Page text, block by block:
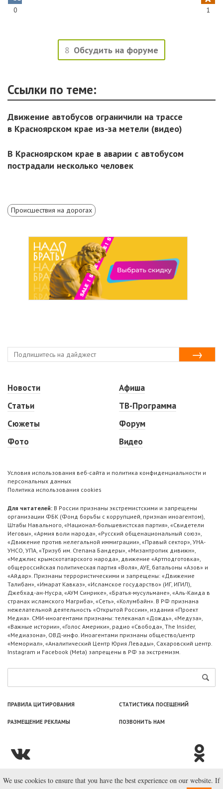
0 1
8 Обсудить на форуме
Ссылки по теме:
Движение автобусов ограничили на трассе
в Красноярском крае из-за метели (видео)
В Красноярском крае в аварии с автобусом
пострадали несколько человек
Происшествия на дорогах
Новости
Статьи
Сюжеты
Фото
Афиша
ТВ-Программа
Форум
Видео
Условия использования веб-сайта и политика конфиденциальности и
персональных данных
Политика использования cookies
Для читателей: В России признаны экстремистскими и запрещены
организации ФБК (Фонд борьбы с коррупцией, признан иноагентом),
Штабы Навального, «Национал-большевистская партия», «Свидетели
Иеговы», «Армия воли народа», «Русский общенациональный союз»,
«Движение против нелегальной иммиграции», «Правый сектор», УНА-
УНСО, УПА, «Тризуб им. Степана Бандеры», «Мизантропик дивижн»,
«Меджлис крымскотатарского народа», движение «Артподготовка»,
общероссийская политическая партия «Воля», АУЕ, батальоны «Азов» и
«Айдар». Признаны террористическими и запрещены: «Движение
Талибан», «Имарат Кавказ», «Исламское государство» (ИГ, ИГИЛ),
Джебхад-ан-Нусра, «АУМ Синрике», «Братья-мусульмане», «Аль-Каида в
странах исламского Магриба», «Сеть», «Колумбайн». В РФ признана
нежелательной деятельность «Открытой России», издания «Проект
Медиа». СМИ-иноагентами признаны: телеканал «Дождь», «Медуза»,
«Важные истории», «Голос Америки», радио «Свобода», The Insider,
«Медиазона», ОВД-инфо. Иноагентами признаны общество/центр
«Мемориал», «Аналитический Центр Юрия Левады», Сахаровский центр.
Instagram и Facebook (Metа) запрещены в РФ за экстремизм.
ПРАВИЛА ЦИТИРОВАНИЯ СТАТИСТИКА ПОСЕЩЕНИЙ
РАЗМЕЩЕНИЕ РЕКЛАМЫ ПОЗВОНИТЬ НАМ
© ООО «Лаборатория Новоcтей», 2003—2026.
We use cookies to ensure that you have the best experience on our website. If